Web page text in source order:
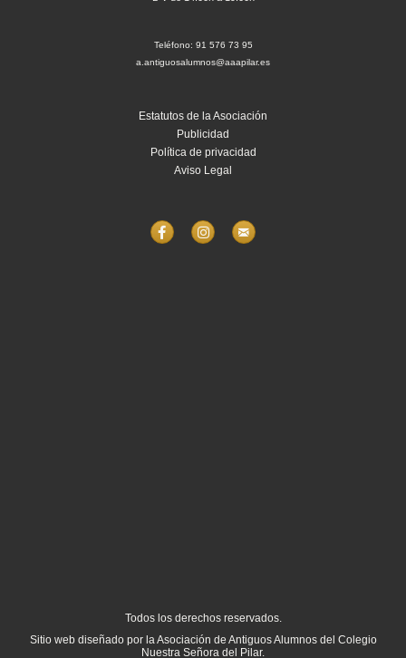
Teléfono: 91 576 73 95
a.antiguosalumnos@aaapilar.es
Estatutos de la Asociación
Publicidad
Política de privacidad
Aviso Legal
Todos los derechos reservados.
Sitio web diseñado por la Asociación de Antiguos Alumnos del Colegio
Nuestra Señora del Pilar.